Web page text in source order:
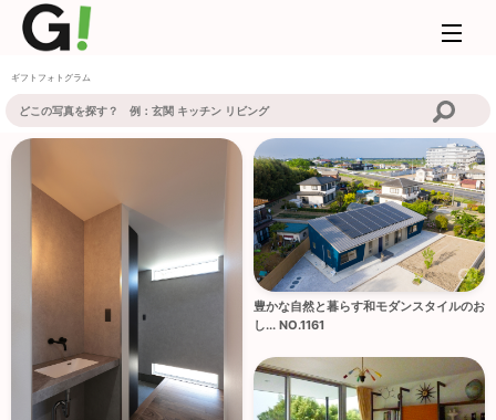
ギフトフォトグラム
豊かな自然と暮らす和モダンスタイルのお
し... NO.1161